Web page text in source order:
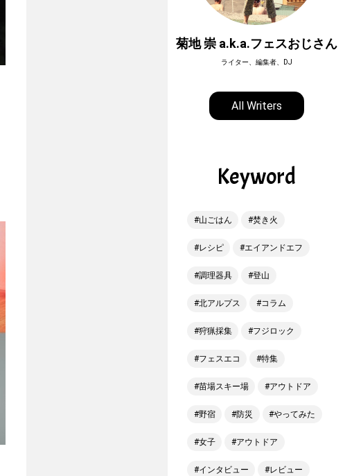
菊地 崇 a.k.a.フェスおじさん
ライター、編集者、DJ
All Writers
Keyword
山ごはん 焚き火
レシピ エイアンドエフ
調理器具 登山
北アルプス コラム
狩猟採集 フジロック
フェスエコ 特集
苗場スキー場 アウトドア
野宿 防災 やってみた
女子 アウトドア
インタビュー レビュー